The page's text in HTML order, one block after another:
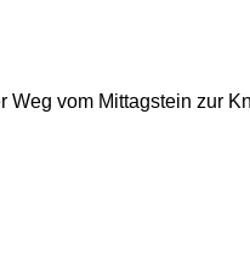
Weg vom Mittagstein zur